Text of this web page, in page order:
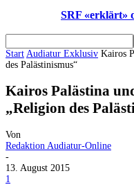
SRF «erklärt»
Start Audiatur Exklusiv Kairos
des Palästinismus“
Kairos Palästina
„Religion des
Von
Redaktion Audiatur-Online
-
13. August 2015
1